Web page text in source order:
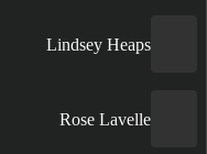
Lindsey Heaps
Rose Lavelle